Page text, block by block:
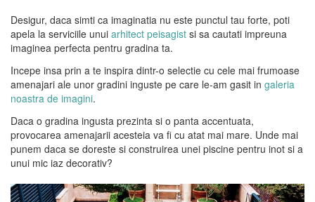
Desigur, daca simti ca imaginatia nu este punctul tau forte, poti
apela la serviciile unui arhitect peisagist si sa cautati impreuna
imaginea perfecta pentru gradina ta.
Incepe insa prin a te inspira dintr-o selectie cu cele mai frumoase
amenajari ale unor gradini inguste pe care le-am gasit in galeria
noastra de imagini.
Daca o gradina ingusta prezinta si o panta accentuata,
provocarea amenajarii acesteia va fi cu atat mai mare. Unde mai
punem daca se doreste si construirea unei piscine pentru inot si a
unui mic iaz decorativ?